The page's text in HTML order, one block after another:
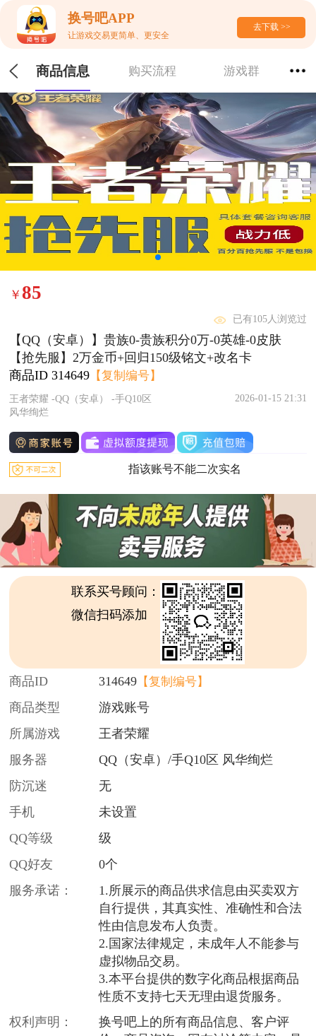
换号吧APP
让游戏交易更简单、更安全
去下载 >>
商品信息 购买流程 游戏群
￥ 85
已有105人浏览过
【QQ（安卓）】贵族0-贵族积分0万-0英雄-0皮肤
【抢先服】2万金币+回归150级铭文+改名卡
商品ID 314649 【复制编号】
王者荣耀 -QQ（安卓） -手Q10区
风华绚烂
2026-01-15 21:31
指该账号不能二次实名
联系买号顾问：
微信扫码添加
商品ID 314649【复制编号】
商品类型
游戏账号
所属游戏
王者荣耀
服务器
QQ（安卓）/手Q10区 风华绚烂
防沉迷
无
手机
未设置
QQ等级
级
QQ好友
0个
服务承诺：
1.所展示的商品供求信息由买卖双方
自行提供，其真实性、准确性和合法
性由信息发布人负责。
2.国家法律规定，未成年人不能参与
虚拟物品交易。
3.本平台提供的数字化商品根据商品
性质不支持七天无理由退货服务。
权利声明：
换号吧上的所有商品信息、客户评